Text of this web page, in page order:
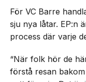
För VC Barre
sju nya låtar. EP:n
process där varje
“När folk hör de
förstå resan